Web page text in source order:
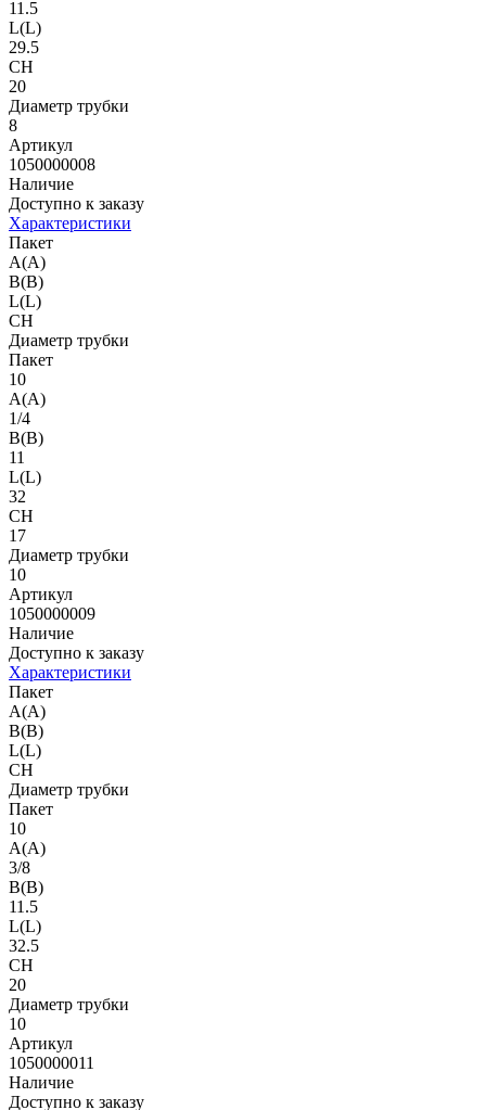
11.5
L(L)
29.5
CH
20
Диаметр трубки
8
Артикул
1050000008
Наличие
Доступно к заказу
Характеристики
Пакет
A(A)
B(B)
L(L)
CH
Диаметр трубки
Пакет
10
A(A)
1/4
B(B)
11
L(L)
32
CH
17
Диаметр трубки
10
Артикул
1050000009
Наличие
Доступно к заказу
Характеристики
Пакет
A(A)
B(B)
L(L)
CH
Диаметр трубки
Пакет
10
A(A)
3/8
B(B)
11.5
L(L)
32.5
CH
20
Диаметр трубки
10
Артикул
1050000011
Наличие
Доступно к заказу